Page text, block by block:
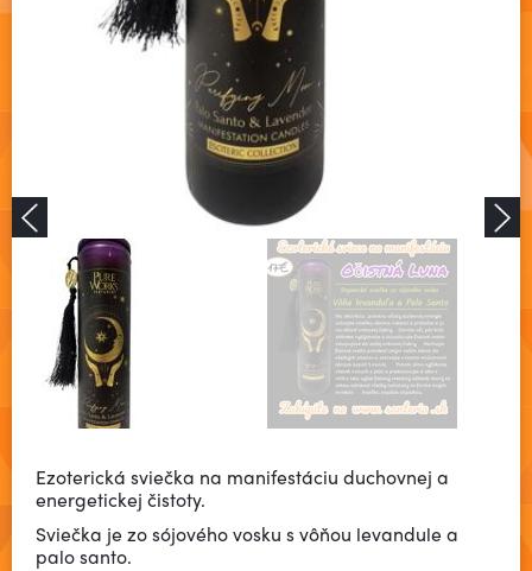
Ezoterická sviečka na manifestáciu duchovnej a
energetickej čistoty.
Sviečka je zo sójového vosku s vôňou levandule a
palo santo.